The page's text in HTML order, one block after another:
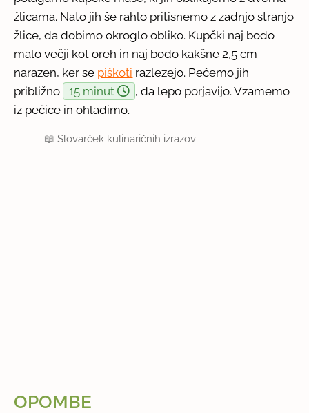
žlicama. Nato jih še rahlo pritisnemo z zadnjo stranjo
žlice, da dobimo okroglo obliko. Kupčki naj bodo
malo večji kot oreh in naj bodo kakšne 2,5 cm
narazen, ker se piškoti razlezejo. Pečemo jih
približno
15 minut
, da lepo porjavijo. Vzamemo
iz pečice in ohladimo.
📖Slovarček kulinaričnih izrazov
OPOMBE